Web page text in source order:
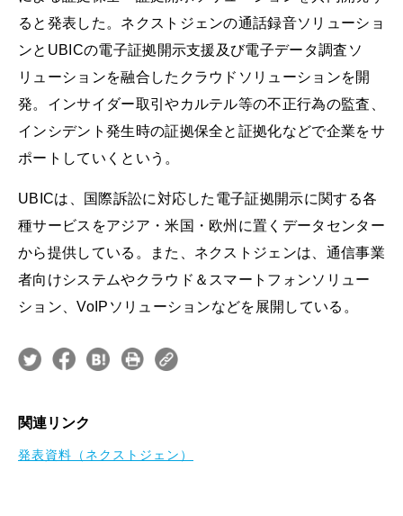
ると発表した。ネクストジェンの通話録音ソリューショ
ンとUBICの電子証拠開示支援及び電子データ調査ソ
リューションを融合したクラウドソリューションを開
発。インサイダー取引やカルテル等の不正行為の監査、
インシデント発生時の証拠保全と証拠化などで企業をサ
ポートしていくという。
UBICは、国際訴訟に対応した電子証拠開示に関する各
種サービスをアジア・米国・欧州に置くデータセンター
から提供している。また、ネクストジェンは、通信事業
者向けシステムやクラウド＆スマートフォンソリュー
ション、VoIPソリューションなどを展開している。
関連リンク
発表資料（ネクストジェン）